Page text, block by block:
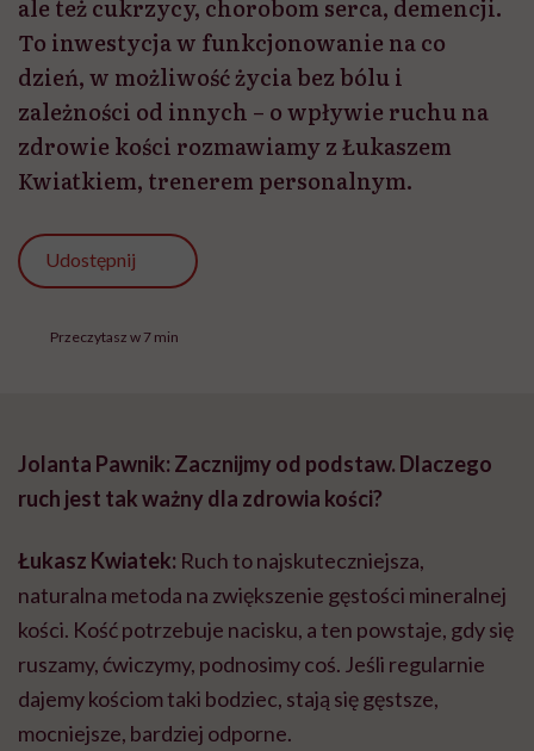
Przeczytasz w 7 min
Jolanta Pawnik: Zacznijmy od podstaw. Dlaczego
ruch jest tak ważny dla zdrowia kości?
Łukasz Kwiatek:
Ruch to najskuteczniejsza,
naturalna metoda na zwiększenie gęstości mineralnej
kości. Kość potrzebuje nacisku, a ten powstaje, gdy się
Czy to działa już od dzieciństwa?
Oczywiście. Dzieci, które od małego mają dużo ruchu,
budują sobie kapitał na całe życie. Jeśli dziecko do
około 10. roku życia nie ma ruchu, to później – koło
pięćdziesiątki – te zaniedbania wychodzą. Kobiety są
szczególnie narażone przez spadek estrogenów, ale u
wszystkich brak aktywności wcześniej czy później